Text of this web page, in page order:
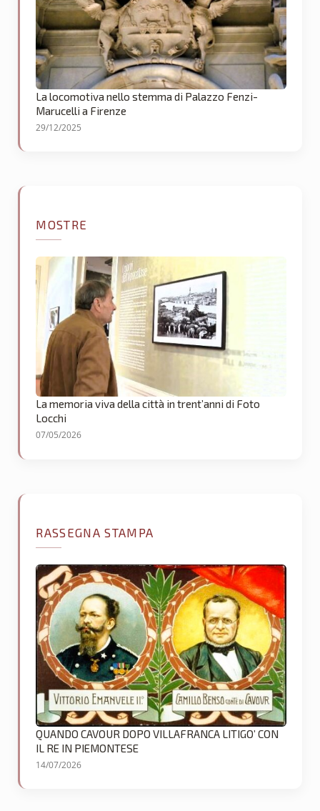
La locomotiva nello stemma di Palazzo Fenzi-
Marucelli a Firenze
29/12/2025
MOSTRE
La memoria viva della città in trent’anni di Foto
Locchi
07/05/2026
RASSEGNA STAMPA
QUANDO CAVOUR DOPO VILLAFRANCA LITIGO’ CON
IL RE IN PIEMONTESE
14/07/2026